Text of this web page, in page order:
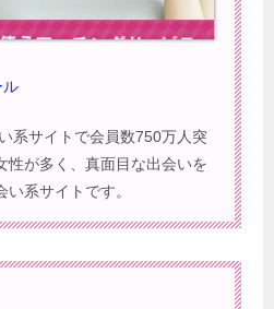
ル
系サイトで会員数750万人突
性が多く、真面目な出会いを
系サイトです。